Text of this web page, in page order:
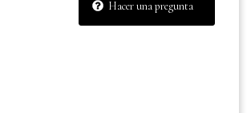
Hacer una pregunta